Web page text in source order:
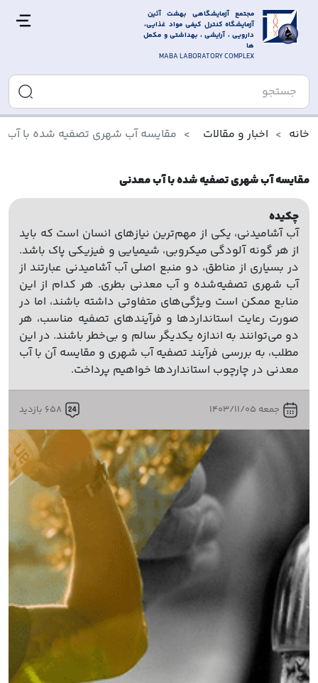
مجتمع آزمایشگاهی بهشت آئین
آزمایشگاه کنترل کیفی مواد غذایی،
دارویی ، آرایشی ، بهداشتی و مکمل
ها
MABA LABORATORY COMPLEX
خانه اخبار و مقالات مقایسه آب شهری تصفیه شده با آب
مقایسه آب شهری تصفیه شده با آب معدنی
چکیده
آب آشامیدنی، یکی از مهم‌ترین نیازهای انسان است که باید
از هر گونه آلودگی میکروبی، شیمیایی و فیزیکی پاک باشد.
در بسیاری از مناطق، دو منبع اصلی آب آشامیدنی عبارتند از
آب شهری تصفیه‌شده و آب معدنی بطری. هر کدام از این
منابع ممکن است ویژگی‌های متفاوتی داشته باشند، اما در
صورت رعایت استانداردها و فرآیندهای تصفیه مناسب، هر
دو می‌توانند به اندازه یکدیگر سالم و بی‌خطر باشند. در این
مطلب، به بررسی فرآیند تصفیه آب شهری و مقایسه آن با آب
معدنی در چارچوب استانداردها خواهیم پرداخت.
جمعه 1403/11/05 658 بازدید